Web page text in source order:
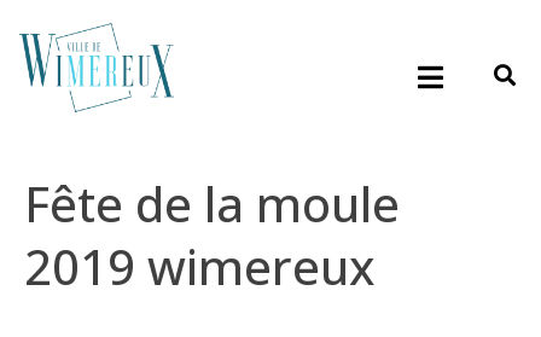
Fête de la moule
2019 wimereux